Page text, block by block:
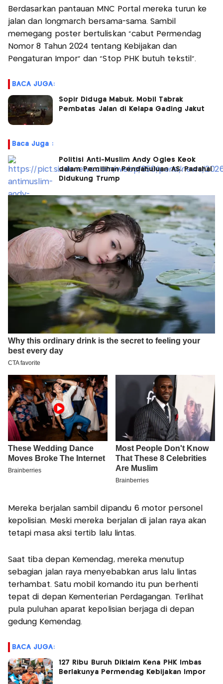
Berdasarkan pantauan MNC Portal mereka turun ke
jalan dan longmarch bersama-sama. Sambil
memegang poster bertuliskan "cabut Permendag
Nomor 8 Tahun 2024 tentang Kebijakan dan
Pengaturan Impor" dan "Stop PHK butuh tekstil".
BACA JUGA:
Sopir Diduga Mabuk, Mobil Tabrak
Pembatas Jalan di Kelapa Gading Jakut
Baca Juga :
Politisi Anti-Muslim Andy Ogles Keok
dalam Pemilihan Pendahuluan AS, Padahal
Didukung Trump
Mereka berjalan sambil dipandu 6 motor personel
kepolisian. Meski mereka berjalan di jalan raya akan
tetapi masa aksi tertib lalu lintas.
Saat tiba depan Kemendag, mereka menutup
sebagian jalan raya menyebabkan arus lalu lintas
terhambat. Satu mobil komando itu pun berhenti
tepat di depan Kementerian Perdagangan. Terlihat
pula puluhan aparat kepolisian berjaga di depan
gedung Kemendag.
BACA JUGA:
127 Ribu Buruh Diklaim Kena PHK Imbas
Berlakunya Permendag Kebijakan Impor